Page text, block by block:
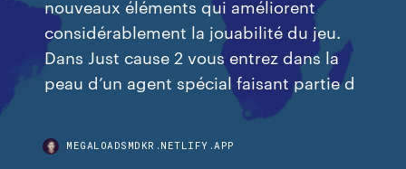
nouveaux éléments qui améliorent
considérablement la jouabilité du jeu.
Dans Just cause 2 vous entrez dans la
peau d’un agent spécial faisant partie d
MEGALOADSMDKR.NETLIFY.APP